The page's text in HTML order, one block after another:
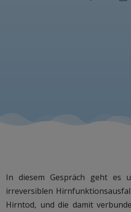
In diesem Gespräch geht es
irreversiblen
Hirntod, und die damit